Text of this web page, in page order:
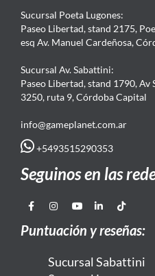
Sucursal Poeta Lugones:
Paseo Libertad, stand 2175,
esq Av. Manuel Cardeñosa,
Sucursal Av. Sabattini:
Paseo Libertad, stand 1790,
3250, ruta 9, Córdoba Capital
info@gameplanet.com.ar
+5493515290353
Seguinos en las
Puntuación y reseñas:
Sucursal Sabattini